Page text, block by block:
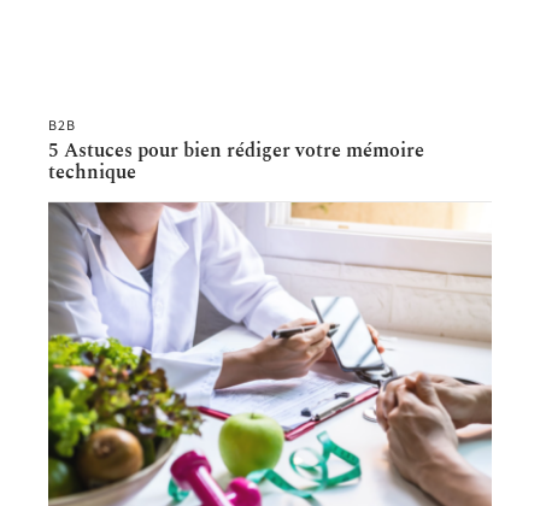
B2B
5 Astuces pour bien rédiger votre mémoire
technique